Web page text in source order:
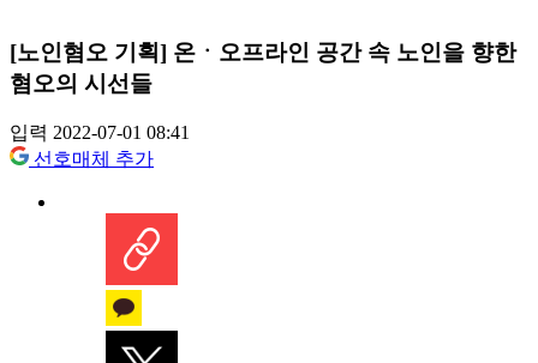
[노인혐오 기획] 온ㆍ오프라인 공간 속 노인을 향한
혐오의 시선들
입력 2022-07-01 08:41
선호매체 추가